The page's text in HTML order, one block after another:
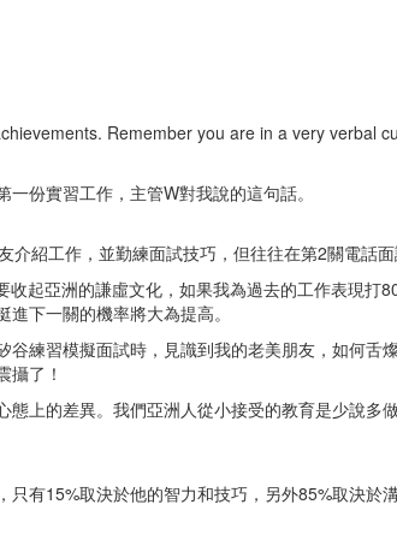
Remember you are in a very verbal
份實習工作，主管W對我說的這句話。
紹工作，並勤練面試技巧，但往往在第2關電話
起亞洲的謙虛文化，如果我為過去的工作表現
下一關的機率將大為提高。
練習模擬面試時，見識到我的老美朋友，如何
攝了！
上的差異。我們亞洲人從小接受的教育是少說多
只有15%取決於他的智力和技巧，另外85%取決